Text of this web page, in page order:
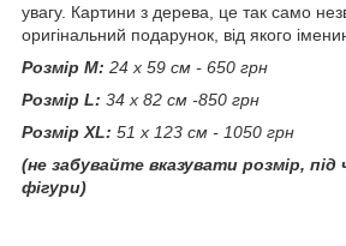
увагу. Картини з дерева, це так само
оригінальний подарунок, від якого
Розмір М: 24 х 59 см - 650 грн
Розмір L: 34 х 82 см -850 грн
Розмір XL: 51 х 123 см - 1050 грн
(не забувайте вказувати розмір, під
фігури)